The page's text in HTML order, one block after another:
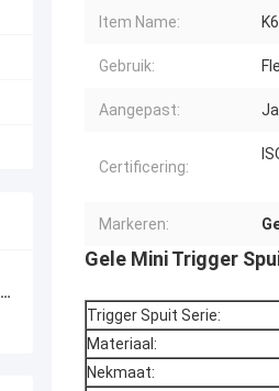
Item Name:
Gebruik:
Aangepast: Ja
Certificering:
Markeren:
Gele Mini Trigger
Trigger Spuit Serie:
Materiaal:
Nekmaat: